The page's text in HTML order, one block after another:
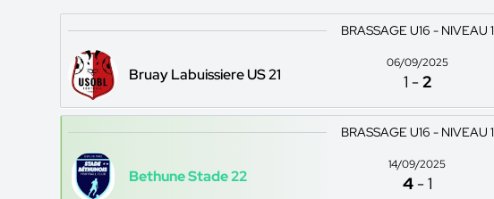
BRASSAGE U16 - NIVEAU 1
Bruay Labuissiere US 21
06/09/2025
1 -2
BRASSAGE U16 - NIVEAU 1
Bethune Stade 22
14/09/2025
4 -1